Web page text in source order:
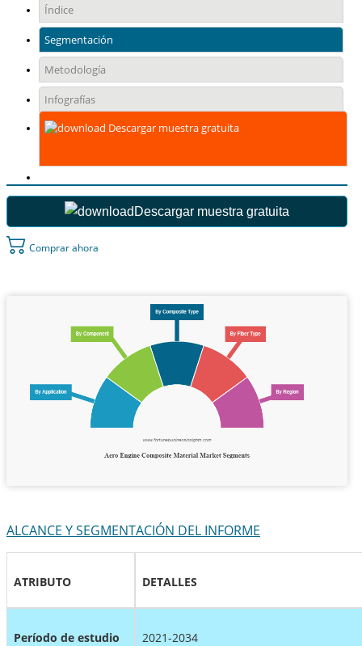
Índice
Segmentación
Metodología
Infografías
Descargar muestra gratuita
Descargar muestra gratuita
Comprar ahora
ALCANCE Y SEGMENTACIÓN DEL INFORME
ATRIBUTO DETALLES
Período de estudio 2021-2034